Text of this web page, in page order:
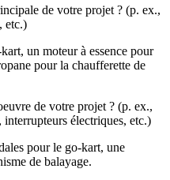
de votre projet ? (p. ex.,
etc.)
un moteur à essence pour
pour la chaufferette de
de votre projet ? (p. ex.,
électriques, etc.)
pour le go-kart, une
de balayage.